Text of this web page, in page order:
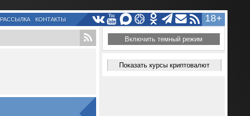
18+
РАССЫЛКА КОНТАКТЫ
Включить темный режим
Показать курсы криптовалют